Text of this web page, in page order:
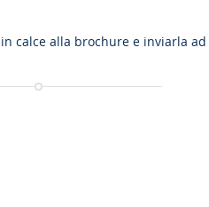
calce alla brochure e inviarla ad